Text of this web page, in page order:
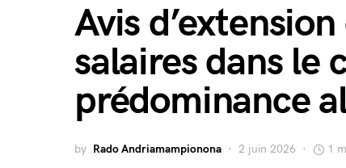
Avis
salaires dans le
prédominance
by Rado Andriamampionona 2 juin 2026 1